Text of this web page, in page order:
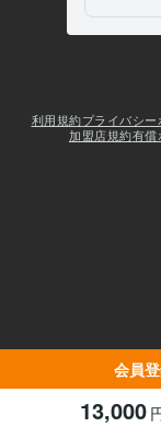
会員
13,000